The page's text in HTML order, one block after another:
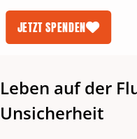
JETZT SPENDEN
Leben auf der
Unsicherheit